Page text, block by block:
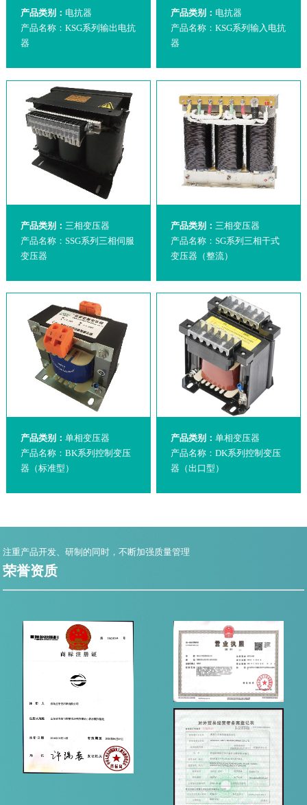
产品类别： 电抗器
产品名称：KSG系列输出电抗
器
产品类别： 电抗器
产品名称：KSG系列输入电抗
器
产品类别： 三相变压器
产品名称：SSG系列三相伺服
变压器
产品类别： 三相变压器
产品名称：SG系列三相干式
变压器（整流）
产品类别： 单相变压器
产品名称：BK系列控制变压
器（标准型）
产品类别：单相变压器
产品名称：DK系列控制变压
器（出口型）
注重产品开发、研制的同时，不断加强质量管理
荣誉资质